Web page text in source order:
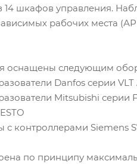
14 шкафов управления.
рабочих места
оснащены следующим
Danfos серии
Mitsubishi серии
контроллерами Siemens
по принципу